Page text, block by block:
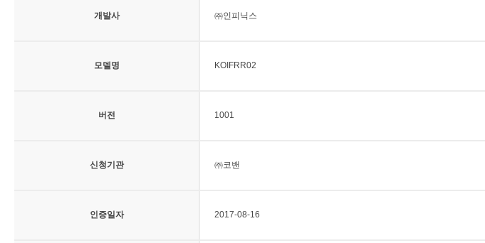
개발사 ㈜인피닉스
모델명 KOIFRR02
버전 1001
신청기관 ㈜코밴
인증일자 2017-08-16